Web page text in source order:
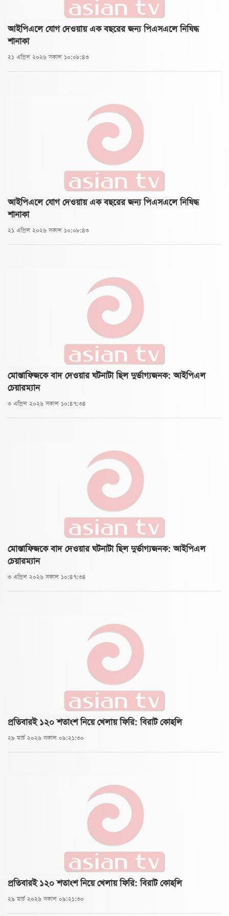
আইপিএলে যোগ দেওয়ায় এক বছরের জন্য পিএসএলে নিষিদ্ধ
শানাকা
২১ এপ্রিল ২০২৬ সকাল ১০:০৮:৪৩
আইপিএলে যোগ দেওয়ায় এক বছরের জন্য পিএসএলে নিষিদ্ধ
শানাকা
২১ এপ্রিল ২০২৬ সকাল ১০:০৮:৪৩
মোস্তাফিজকে বাদ দেওয়ার ঘটনাটা ছিল দুর্ভাগ্যজনক: আইপিএল
চেয়ারম্যান
৩ এপ্রিল ২০২৬ সকাল ১০:৪৭:৩৪
মোস্তাফিজকে বাদ দেওয়ার ঘটনাটা ছিল দুর্ভাগ্যজনক: আইপিএল
চেয়ারম্যান
৩ এপ্রিল ২০২৬ সকাল ১০:৪৭:৩৪
প্রতিবারই ১২০ শতাংশ নিয়ে খেলায় ফিরি: বিরাট কোহলি
২৯ মার্চ ২০২৬ সকাল ০৯:২১:৩০
প্রতিবারই ১২০ শতাংশ নিয়ে খেলায় ফিরি: বিরাট কোহলি
২৯ মার্চ ২০২৬ সকাল ০৯:২১:৩০